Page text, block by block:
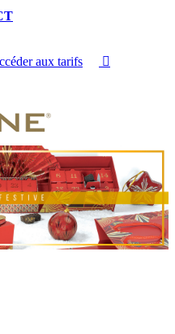
aux tarifs
